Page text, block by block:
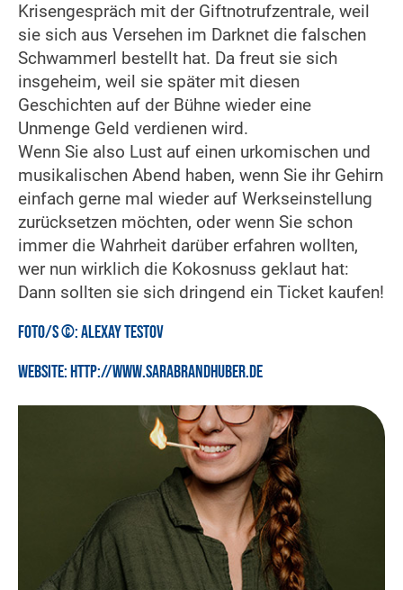
Krisengespräch mit der Giftnotrufzentrale, weil
sie sich aus Versehen im Darknet die falschen
Schwammerl bestellt hat. Da freut sie sich
insgeheim, weil sie später mit diesen
Geschichten auf der Bühne wieder eine
Unmenge Geld verdienen wird.
Wenn Sie also Lust auf einen urkomischen und
musikalischen Abend haben, wenn Sie ihr Gehirn
einfach gerne mal wieder auf Werkseinstellung
zurücksetzen möchten, oder wenn Sie schon
immer die Wahrheit darüber erfahren wollten,
wer nun wirklich die Kokosnuss geklaut hat:
Dann sollten sie sich dringend ein Ticket kaufen!
Foto/s ©:Alexay Testov
Website:http://www.sarabrandhuber.de